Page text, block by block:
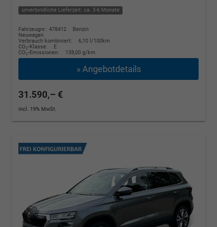
unverbindliche Lieferzeit: ca. 3-6 Monate
Fahrzeugnr.: 478412
Benzin
Neuwagen
Verbrauch kombiniert:
6,10 l/100km
CO2-Klasse:
E
CO2-Emissionen: 138,00 g/km
» Angebotdetails
31.590,– €
incl. 19% MwSt.